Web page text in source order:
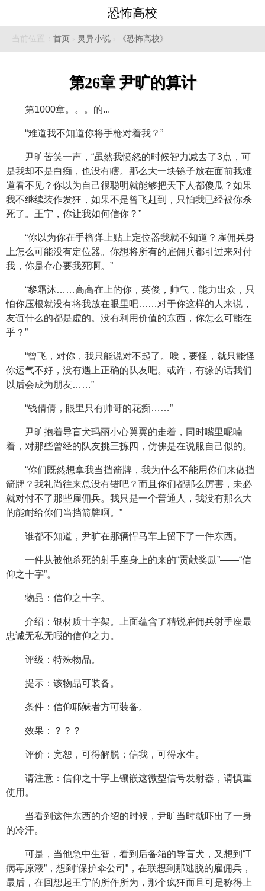
恐怖高校
当前位置： 首页 › 灵异小说 › 《恐怖高校》
第26章 尹旷的算计
第1000章。。。的...
“难道我不知道你将手枪对着我？”
尹旷苦笑一声，“虽然我愤怒的时候智力减去了3点，可
是我却不是白痴，也没有瞎。那么大一块镜子放在面前我难
道看不见？你以为自己很聪明就能够把天下人都傻瓜？如果
我不继续装作发狂，如果不是曾飞赶到，只怕我已经被你杀
死了。王宁，你让我如何信你？”
“你以为你在手榴弹上贴上定位器我就不知道？雇佣兵身
上怎么可能没有定位器。你想将所有的雇佣兵都引过来对付
我，你是存心要我死啊。”
“黎霜沐……高高在上的你，英俊，帅气，能力出众，只
怕你压根就没有将我放在眼里吧……对于你这样的人来说，
友谊什么的都是虚的。没有利用价值的东西，你怎么可能在
乎？”
“曾飞，对你，我只能说对不起了。唉，要怪，就只能怪
你运气不好，没有遇上正确的队友吧。或许，有缘的话我们
以后会成为朋友……”
“钱倩倩，眼里只有帅哥的花痴……”
尹旷抱着导盲犬玛丽小心翼翼的走着，同时嘴里呢喃
着，对那些曾经的队友挑三拣四，仿佛是在说服自己似的。
“你们既然想拿我当挡箭牌，我为什么不能用你们来做挡
箭牌？我礼尚往来总没有错吧？而且你们都那么厉害，未必
就对付不了那些雇佣兵。我只是一个普通人，我没有那么大
的能耐给你们当挡箭牌啊。”
谁都不知道，尹旷在那辆悍马车上留下了一件东西。
一件从被他杀死的射手座身上的来的“贡献奖励”——“信
仰之十字”。
物品：信仰之十字。
介绍：银材质十字架。上面蕴含了精锐雇佣兵射手座最
忠诚无私无暇的信仰之力。
评级：特殊物品。
提示：该物品可装备。
条件：信仰耶稣者方可装备。
效果：？？？
评价：宽恕，可得解脱；信我，可得永生。
请注意：信仰之十字上镶嵌这微型信号发射器，请慎重
使用。
当看到这件东西的介绍的时候，尹旷当时就吓出了一身
的冷汗。
可是，当他急中生智，看到后备箱的导盲犬，又想到“T
病毒原液”，想到“保护伞公司”，在联想到那逃脱的雇佣兵，
最后，在回想起王宁的所作所为，那个疯狂而且可是称得上